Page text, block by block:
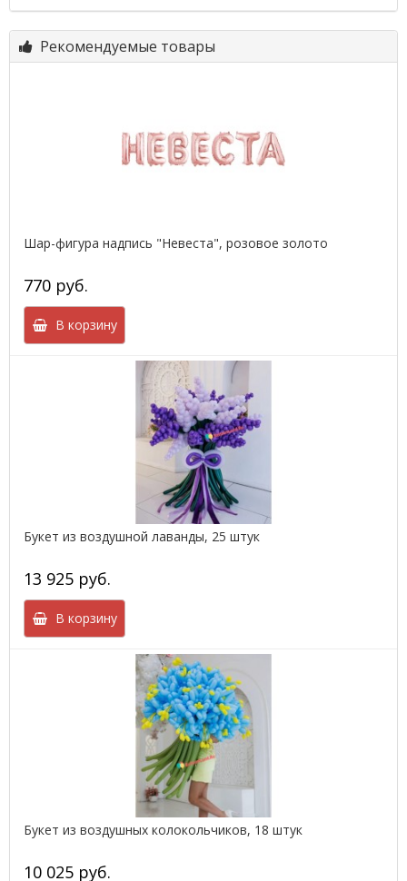
Рекомендуемые товары
Шар-фигура надпись "Невеста", розовое золото
770 руб.
В корзину
Букет из воздушной лаванды, 25 штук
13 925 руб.
В корзину
Букет из воздушных колокольчиков, 18 штук
10 025 руб.